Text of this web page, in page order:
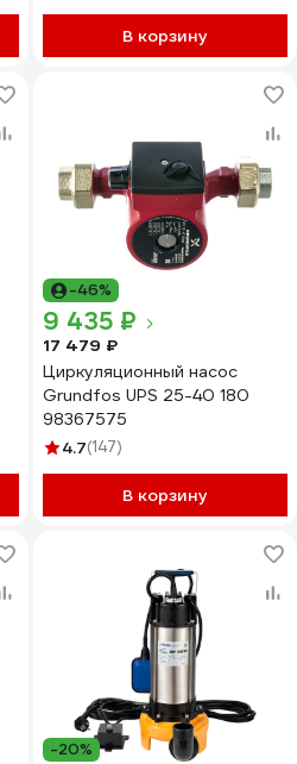
В корзину
-46%
9 435 ₽
17 479 ₽
Циркуляционный насос
Grundfos UPS 25-40 180
98367575
4.7(147)
В корзину
-20%